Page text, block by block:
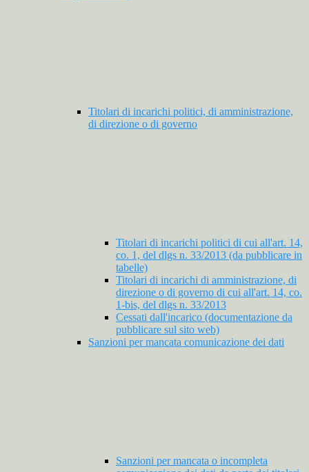
Titolari di incarichi politici, di amministrazione,
di direzione o di governo
Titolari di incarichi politici di cui all'art. 14,
co. 1, del dlgs n. 33/2013 (da pubblicare in
tabelle)
Titolari di incarichi di amministrazione, di
direzione o di governo di cui all'art. 14, co.
1-bis, del dlgs n. 33/2013
Cessati dall'incarico (documentazione da
pubblicare sul sito web)
Sanzioni per mancata comunicazione dei dati
Sanzioni per mancata o incompleta